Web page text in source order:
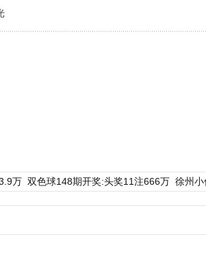
万 双色球148期开奖:头奖11注666万 徐州